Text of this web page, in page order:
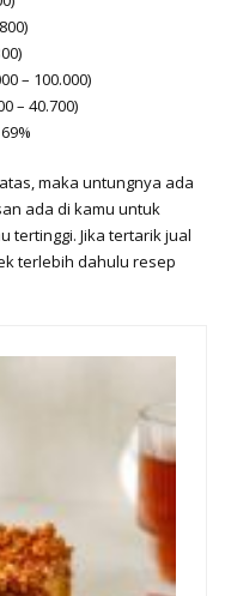
100.000)
maka untungnya ada
ada di kamu untuk
tertinggi. Jika tertarik jual
terlebih dahulu resep